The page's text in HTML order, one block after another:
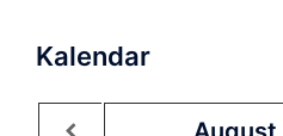
Kalendar